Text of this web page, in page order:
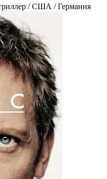
/ США / Германия